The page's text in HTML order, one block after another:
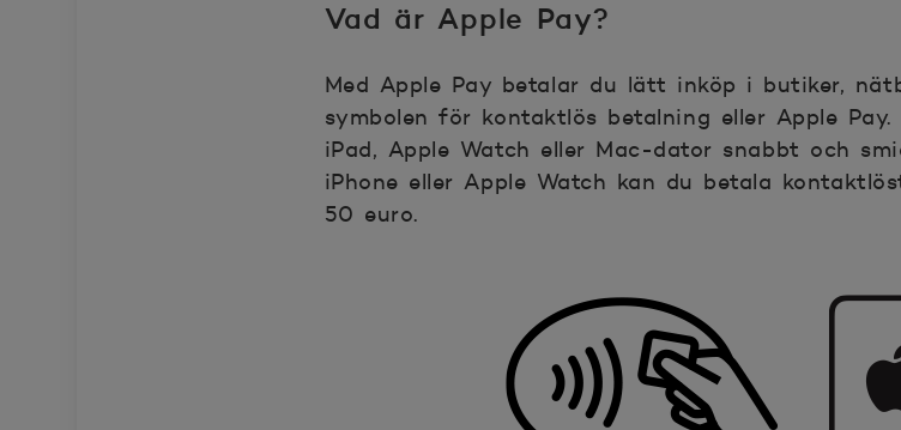
Vad är Apple Pay?
Med Apple Pay betalar du lätt inköp i butiker,
symbolen för kontaktlös betalning eller Apple
iPad, Apple Watch eller Mac-dator snabbt och
iPhone eller Apple Watch kan du betala
50 euro.